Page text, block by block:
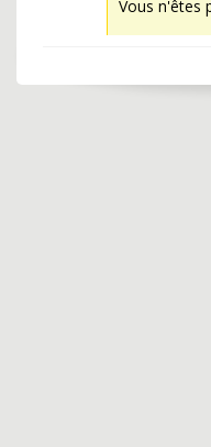
Vous n'êtes